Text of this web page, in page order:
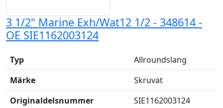
3 1/2" Marine Exh/Wat12 1/2 - 348614 -
OE SIE1162003124
Typ
Allroundslang
Märke
Skruvat
Originaldelsnummer
SIE1162003124